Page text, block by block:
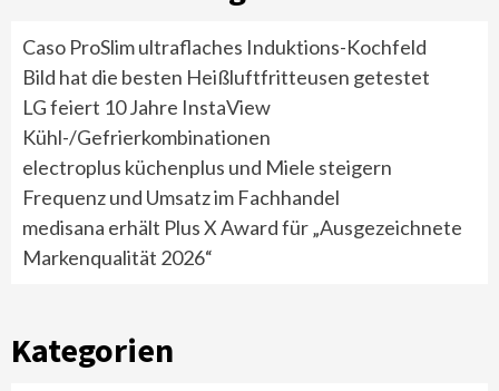
Caso ProSlim ultraflaches Induktions-Kochfeld
Bild hat die besten Heißluftfritteusen getestet
LG feiert 10 Jahre InstaView
Kühl-/Gefrierkombinationen
electroplus küchenplus und Miele steigern
Frequenz und Umsatz im Fachhandel
medisana erhält Plus X Award für „Ausgezeichnete
Markenqualität 2026“
Kategorien